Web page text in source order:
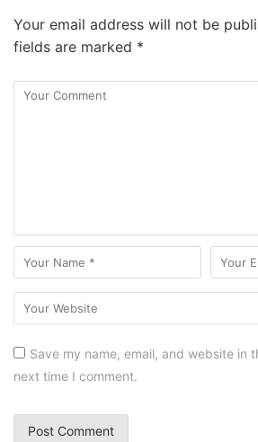
Your email address will not be
fields are marked *
Save my name, email, and website in
next time I comment.